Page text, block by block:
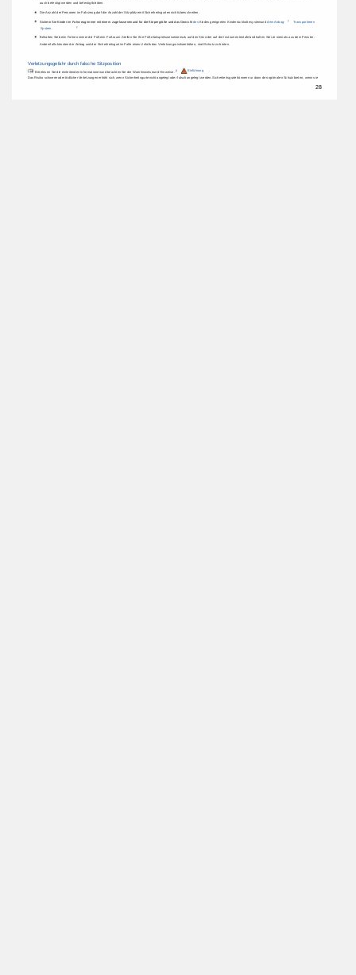
Verletzungsgefahr durch falsche Sitzposition
Sichern Sie Kinder im Fahrzeug immer mit einem zugelassenen und für die Körpergröße und das Gewicht des Kindes geeigneten Kinderrückhaltesystem und dem Airbag-
System.
Bitte lesen Sie die einleitenden Informationen und beachten Sie die Warnhinweise und Hinweise.
Das Risiko schwerer oder tödlicher Verletzungen erhöht sich, wenn Sicherheitsgurte nicht angelegt oder falsch angelegt werden. Sicherheitsgurte können nur dann den optimalen Schutz bieten, wenn sie
auch befestigt werden und befestigt bleiben.
ÿ
ÿ
Die Anzahl der Personen im Fahrzeug darf die Anzahl der Sitzplätze mit Sicherheitsgurten nicht überschreiten.
Transportieren
Einführung
Behalten Sie beim Fahren immer die Füße im Fußraum. Stellen Sie Ihre Füße beispielsweise niemals auf den Sitz oder auf die Instrumententafel und halten Sie sie niemals aus dem Fenster.
.
ÿ
Andernfalls könnten der Airbag und der Sicherheitsgurt im Falle eines Unfalls das Verletzungsrisiko erhöhen, statt Schutz zu bieten.
28